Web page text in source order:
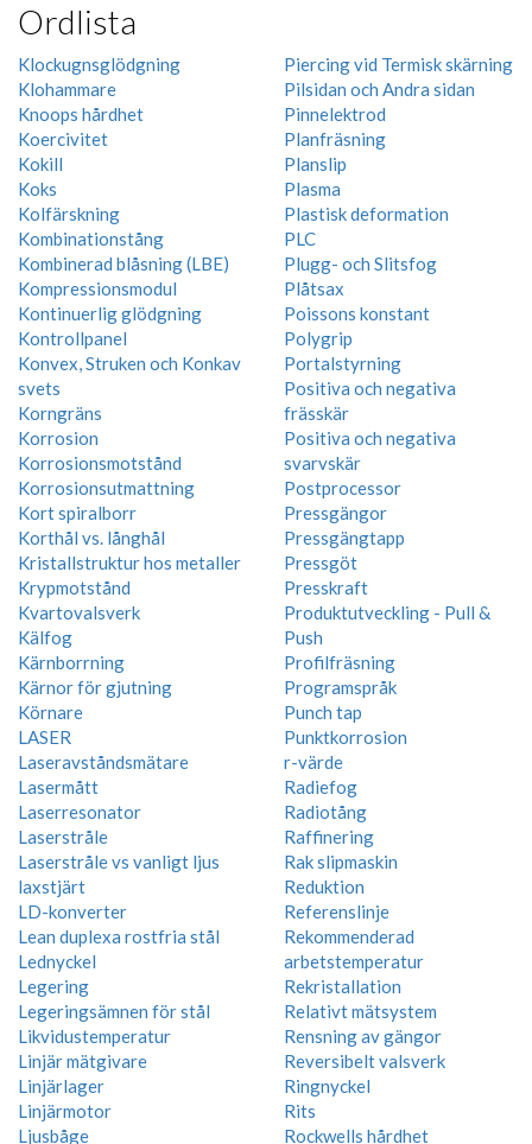
Ordlista
Klockugnsglödgning
Klohammare
Knoops hårdhet
Koercivitet
Kokill
Koks
Kolfärskning
Kombinationstång
Kombinerad blåsning (LBE)
Kompressionsmodul
Kontinuerlig glödgning
Kontrollpanel
Konvex, Struken och Konkav
svets
Korngräns
Korrosion
Korrosionsmotstånd
Korrosionsutmattning
Kort spiralborr
Korthål vs. långhål
Kristallstruktur hos metaller
Krypmotstånd
Kvartovalsverk
Kälfog
Kärnborrning
Kärnor för gjutning
Körnare
LASER
Laseravståndsmätare
Lasermått
Laserresonator
Laserstråle
Laserstråle vs vanligt ljus
laxstjärt
LD-konverter
Lean duplexa rostfria stål
Lednyckel
Legering
Legeringsämnen för stål
Likvidustemperatur
Linjär mätgivare
Linjärlager
Linjärmotor
Ljusbåge
Piercing vid Termisk skärning
Pilsidan och Andra sidan
Pinnelektrod
Planfräsning
Planslip
Plasma
Plastisk deformation
PLC
Plugg- och Slitsfog
Plåtsax
Poissons konstant
Polygrip
Portalstyrning
Positiva och negativa
frässkär
Positiva och negativa
svarvskär
Postprocessor
Pressgängor
Pressgängtapp
Pressgöt
Presskraft
Produktutveckling - Pull &
Push
Profilfräsning
Programspråk
Punch tap
Punktkorrosion
r-värde
Radiefog
Radiotång
Raffinering
Rak slipmaskin
Reduktion
Referenslinje
Rekommenderad
arbetstemperatur
Rekristallation
Relativt mätsystem
Rensning av gängor
Reversibelt valsverk
Ringnyckel
Rits
Rockwells hårdhet